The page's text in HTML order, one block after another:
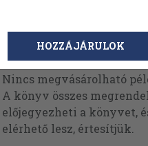
Megvásárolható
Nincs megvásárolható
A könyv összes
előjegyezheti a könyvet,
elérhető lesz, értesítjük.
HOZZÁJÁRULOK